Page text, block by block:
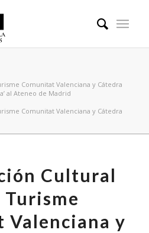
Comunitat Valenciana y Cátedra
al Ateneo de Madrid
Comunitat Valenciana y Cátedra
Cultural
Turisme
Valenciana y